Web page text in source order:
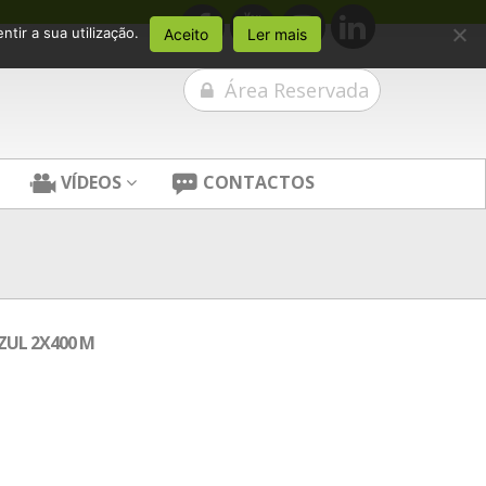
Área Reservada
VÍDEOS CONTACTOS
2X400 M
a sua utilização. Aceito Ler mais